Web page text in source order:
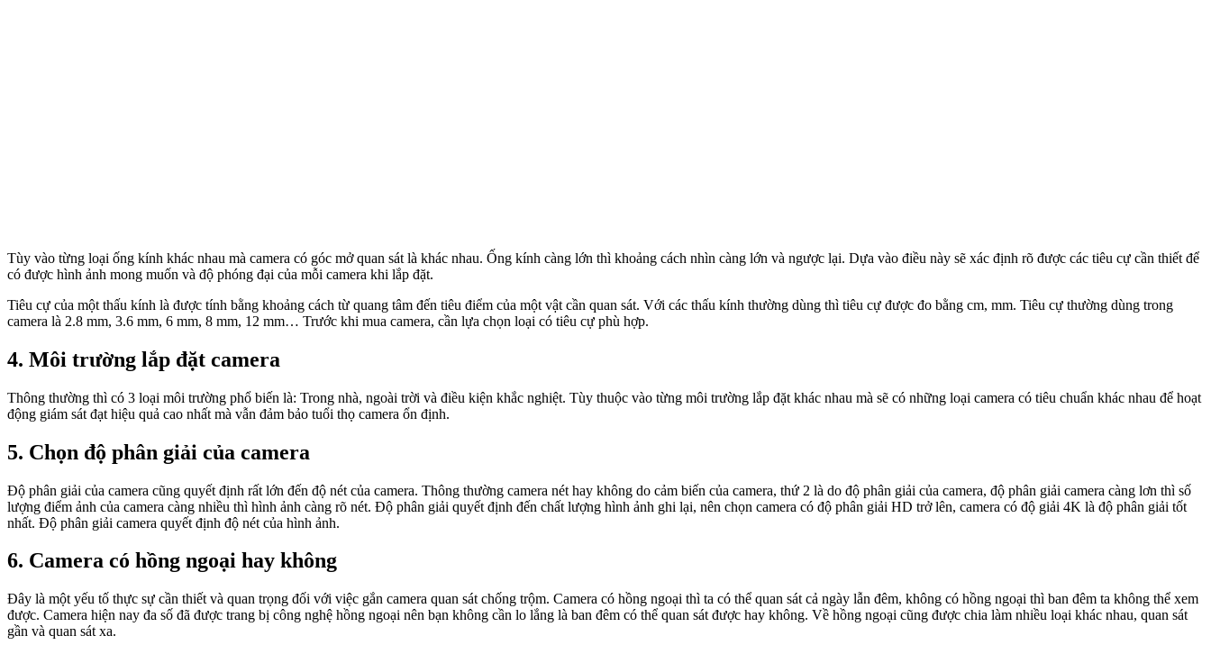
Tùy vào từng loại ống kính khác nhau mà camera có góc mở quan sát là khác nhau. Ống kính càng lớn thì khoảng cách nhìn càng lớn và ngược lại. Dựa vào điều này sẽ xác định rõ được các tiêu cự cần thiết để
có được hình ảnh mong muốn và độ phóng đại của mỗi camera khi lắp đặt.
Tiêu cự của một thấu kính là được tính bằng khoảng cách từ quang tâm đến tiêu điểm của một vật cần quan sát. Với các thấu kính thường dùng thì tiêu cự được đo bằng cm, mm. Tiêu cự thường dùng trong
camera là 2.8 mm, 3.6 mm, 6 mm, 8 mm, 12 mm… Trước khi mua camera, cần lựa chọn loại có tiêu cự phù hợp.
4. Môi trường lắp đặt camera
Thông thường thì có 3 loại môi trường phổ biến là: Trong nhà, ngoài trời và điều kiện khắc nghiệt. Tùy thuộc vào từng môi trường lắp đặt khác nhau mà sẽ có những loại camera có tiêu chuẩn khác nhau để hoạt
động giám sát đạt hiệu quả cao nhất mà vẫn đảm bảo tuổi thọ camera ổn định.
5. Chọn độ phân giải của camera
Độ phân giải của camera cũng quyết định rất lớn đến độ nét của camera. Thông thường camera nét hay không do cảm biến của camera, thứ 2 là do độ phân giải của camera, độ phân giải camera càng lơn thì số
lượng điểm ảnh của camera càng nhiều thì hình ảnh càng rõ nét. Độ phân giải quyết định đến chất lượng hình ảnh ghi lại, nên chọn camera có độ phân giải HD trở lên, camera có độ giải 4K là độ phân giải tốt
nhất. Độ phân giải camera quyết định độ nét của hình ảnh.
6. Camera có hồng ngoại hay không
Đây là một yếu tố thực sự cần thiết và quan trọng đối với việc gắn camera quan sát chống trộm. Camera có hồng ngoại thì ta có thể quan sát cả ngày lẫn đêm, không có hồng ngoại thì ban đêm ta không thể xem
được. Camera hiện nay đa số đã được trang bị công nghệ hồng ngoại nên bạn không cần lo lắng là ban đêm có thể quan sát được hay không. Về hồng ngoại cũng được chia làm nhiều loại khác nhau, quan sát
gần và quan sát xa.